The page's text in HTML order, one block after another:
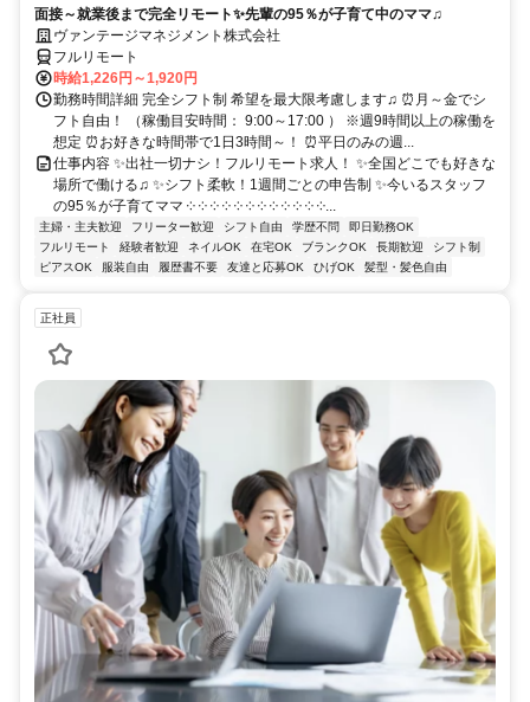
面接～就業後まで完全リモート✨先輩の95％が子育て中のママ♫
ヴァンテージマネジメント株式会社
フルリモート
時給1,226円～1,920円
勤務時間詳細 完全シフト制 希望を最大限考慮します♫ ⏰月～金でシ
フト自由！ （稼働目安時間： 9:00～17:00 ） ※週9時間以上の稼働を
想定 ⏰お好きな時間帯で1日3時間～！ ⏰平日のみの週...
仕事内容 ✨出社一切ナシ！フルリモート求人！ ✨全国どこでも好きな
場所で働ける♫ ✨シフト柔軟！1週間ごとの申告制 ✨今いるスタッフ
の95％が子育てママ ༶ ༶ ༶ ༶ ༶ ༶ ༶ ༶ ༶ ༶ ༶ ༶...
主婦・主夫歓迎 フリーター歓迎 シフト自由 学歴不問
即日勤務OK
フルリモート
経験者歓迎 ネイルOK 在宅OK ブランクOK 長期歓迎
シフト制
ピアスOK
服装自由 履歴書不要 友達と応募OK ひげOK 髪型・髪色自由
正社員